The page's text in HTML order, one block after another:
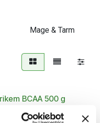
Mage & Tarm
BCAA 500 g
återhämtningen och
musklerna